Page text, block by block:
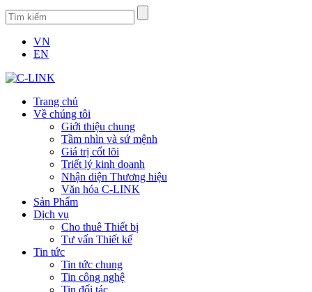
VN
EN
Trang chủ
Về chúng tôi
Giới thiệu chung
Tầm nhìn và sứ mệnh
Giá trị cốt lõi
Triết lý kinh doanh
Nhận diện Thương hiệu
Văn hóa C-LINK
Sản Phẩm
Dịch vụ
Cho thuê Thiết bị
Tư vấn Thiết kế
Tin tức
Tin tức chung
Tin công nghệ
Tin đối tác